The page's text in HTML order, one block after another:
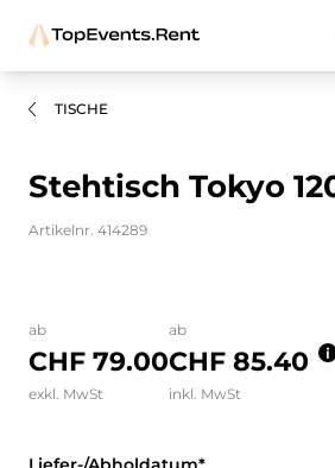
TISCHE
Stehtisch Tokyo
Artikelnr. 414289
ab
CHF 79.00
exkl. MwSt
ab
CHF 85.40
inkl. MwSt